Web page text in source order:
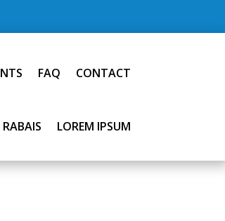
FAQ CONTACT
LOREM IPSUM